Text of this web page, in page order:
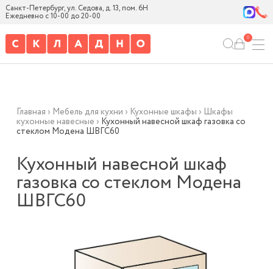
Санкт-Петербург, ул. Седова, д. 13, пом. 6Н
Ежедневно с 10-00 до 20-00
0
Главная › Мебель для кухни › Кухонные шкафы › Шкафы
кухонные навесные › Кухонный навесной шкаф газовка со
стеклом Модена ШВГС60
Кухонный навесной шкаф
газовка со стеклом Модена
ШВГС60